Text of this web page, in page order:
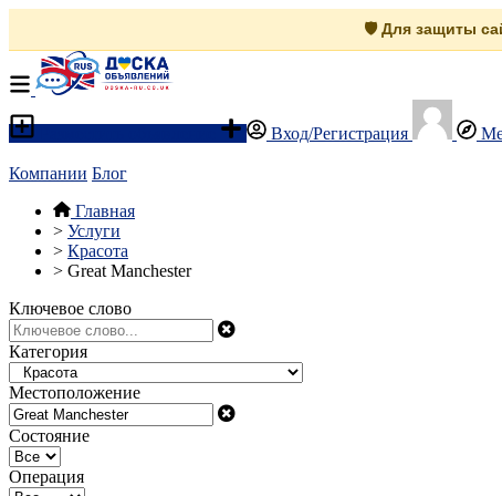
🛡️ Для защиты
Вход/Регистрация
Компании Блог
Главная
> Услуги
> Красота
> Great Manchester
Ключевое слово
Категория
Местоположение
Состояние
Операция